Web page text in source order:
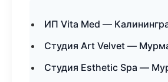
ИП Vita Med —
Студия Art Velvet —
Студия Esthetic Spa —